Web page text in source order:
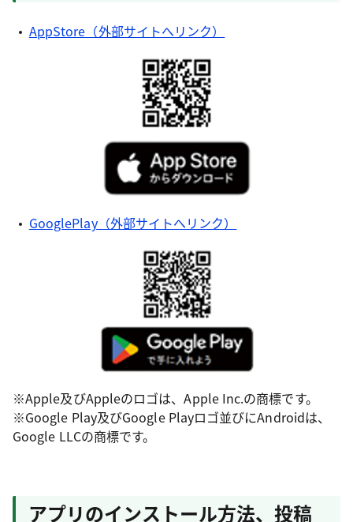
AppStore（外部サイトへリンク）
GooglePlay（外部サイトへリンク）
※Apple及びAppleのロゴは、Apple Inc.の商標です。
※Google Play及びGoogle Playロゴ並びにAndroidは、
Google LLCの商標です。
アプリのインストール方法、投稿